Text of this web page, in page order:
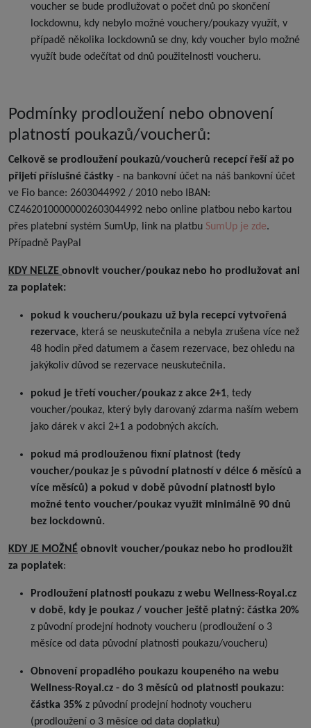
voucher se bude prodlužovat o počet dnů po skončení
lockdownu, kdy nebylo možné vouchery/poukazy využít, v
případě několika lockdownů se dny, kdy voucher bylo možné
využít bude odečítat od dnů použitelnosti voucheru.
Podmínky prodloužení nebo obnovení
platností poukazů/voucherů:
Celkově se prodloužení poukazů/voucherů recepcí řeší až po
přijetí příslušné částky - na bankovní účet na náš bankovní účet
ve Fio bance: 2603044992 / 2010 nebo IBAN:
CZ4620100000002603044992 nebo online platbou nebo kartou
přes platební systém SumUp, link na platbu SumUp je zde.
Případně PayPal
KDY NELZE obnovit voucher/poukaz nebo ho prodlužovat ani
za poplatek:
pokud k voucheru/poukazu už byla recepcí vytvořená
rezervace, která se neuskutečnila a nebyla zrušena více než
48 hodin před datumem a časem rezervace, bez ohledu na
jakýkoliv důvod se rezervace neuskutečnila.
pokud je třetí voucher/poukaz z akce 2+1, tedy
voucher/poukaz, který byly darovaný zdarma naším webem
jako dárek v akci 2+1 a podobných akcích.
pokud má prodlouženou fixní platnost (tedy
voucher/poukaz je s původní platností v délce 6 měsíců a
více měsíců) a pokud v době původní platnosti bylo
možné tento voucher/poukaz využit minimálně 90 dnů
bez lockdownů.
KDY JE MOŽNÉ obnovit voucher/poukaz nebo ho prodloužit
za poplatek:
Prodloužení platnosti poukazu z webu Wellness-Royal.cz
v době, kdy je poukaz / voucher ještě platný: částka 20%
z původní prodejní hodnoty voucheru (prodloužení o 3
měsíce od data původní platnosti poukazu/voucheru)
Obnovení propadlého poukazu koupeného na webu
Wellness-Royal.cz - do 3 měsíců od platnosti poukazu:
částka 35% z původní prodejní hodnoty voucheru
(prodloužení o 3 měsíce od data doplatku)